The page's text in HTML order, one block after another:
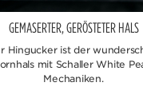
GEMASERTER, GERÖSTETER HALS
Hingucker ist der
mit Schaller White
Mechaniken.